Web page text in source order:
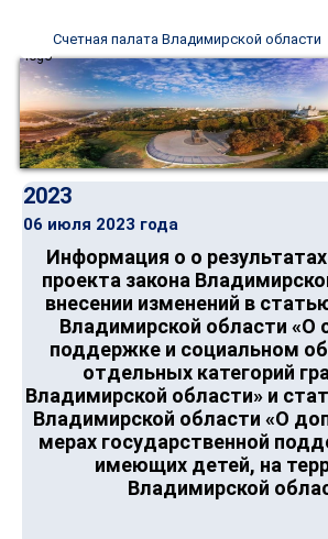
Счетная палата Владимирской области
2023
06 июля 2023 года
Информация о о
проекта закона
внесении изменений в
Владимирской области «О
поддержке и социальном
отдельных категорий
Владимирской области» и
Владимирской области «О
мерах государственной
имеющих детей, на
Владимирской